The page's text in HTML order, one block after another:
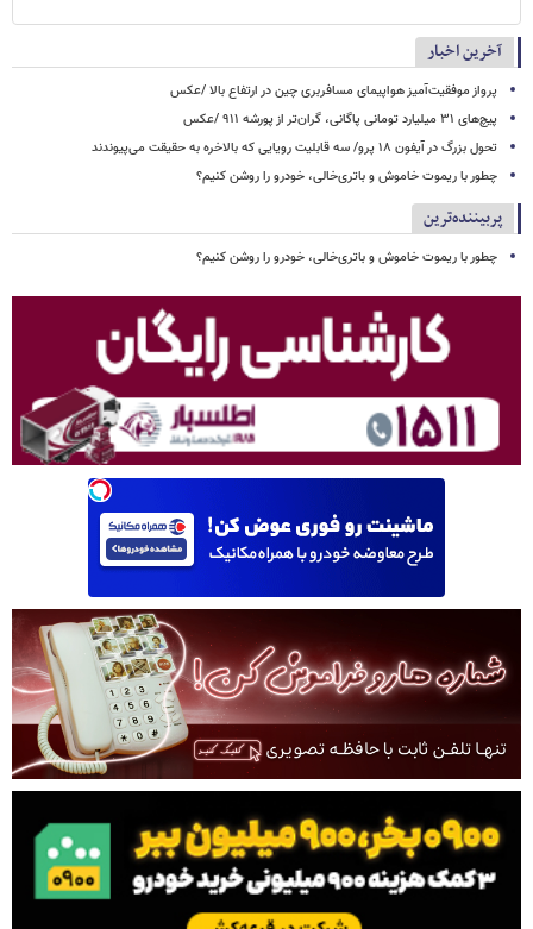
آخرین اخبار
پرواز موفقیت‌آمیز هواپیمای مسافربری چین در ارتفاع بالا /عکس
پیچ‌های ۳۱ میلیارد تومانی پاگانی، گران‌تر از پورشه ۹۱۱ /عکس
تحول بزرگ در آیفون ۱۸ پرو/ سه قابلیت رویایی که بالاخره به حقیقت می‌پیوندند
چطور با ریموت خاموش و باتری‌خالی، خودرو را روشن کنیم؟
پربیننده‌ترین
چطور با ریموت خاموش و باتری‌خالی، خودرو را روشن کنیم؟